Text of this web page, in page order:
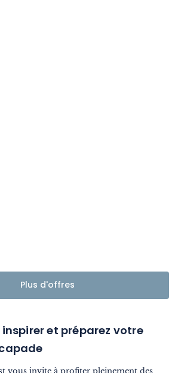
Plus d'offres
et préparez votre